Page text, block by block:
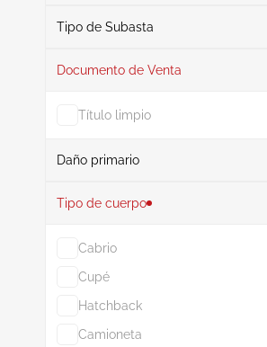
De
Tipo de Subasta
Subasta
Documento de Venta
Título limpio
Daño primario
Interfaz
Daño del motor
Delantero trasero
Por todas partes
Tipo de cuerpo
Cabrio
Cupé
Hatchback
Camioneta